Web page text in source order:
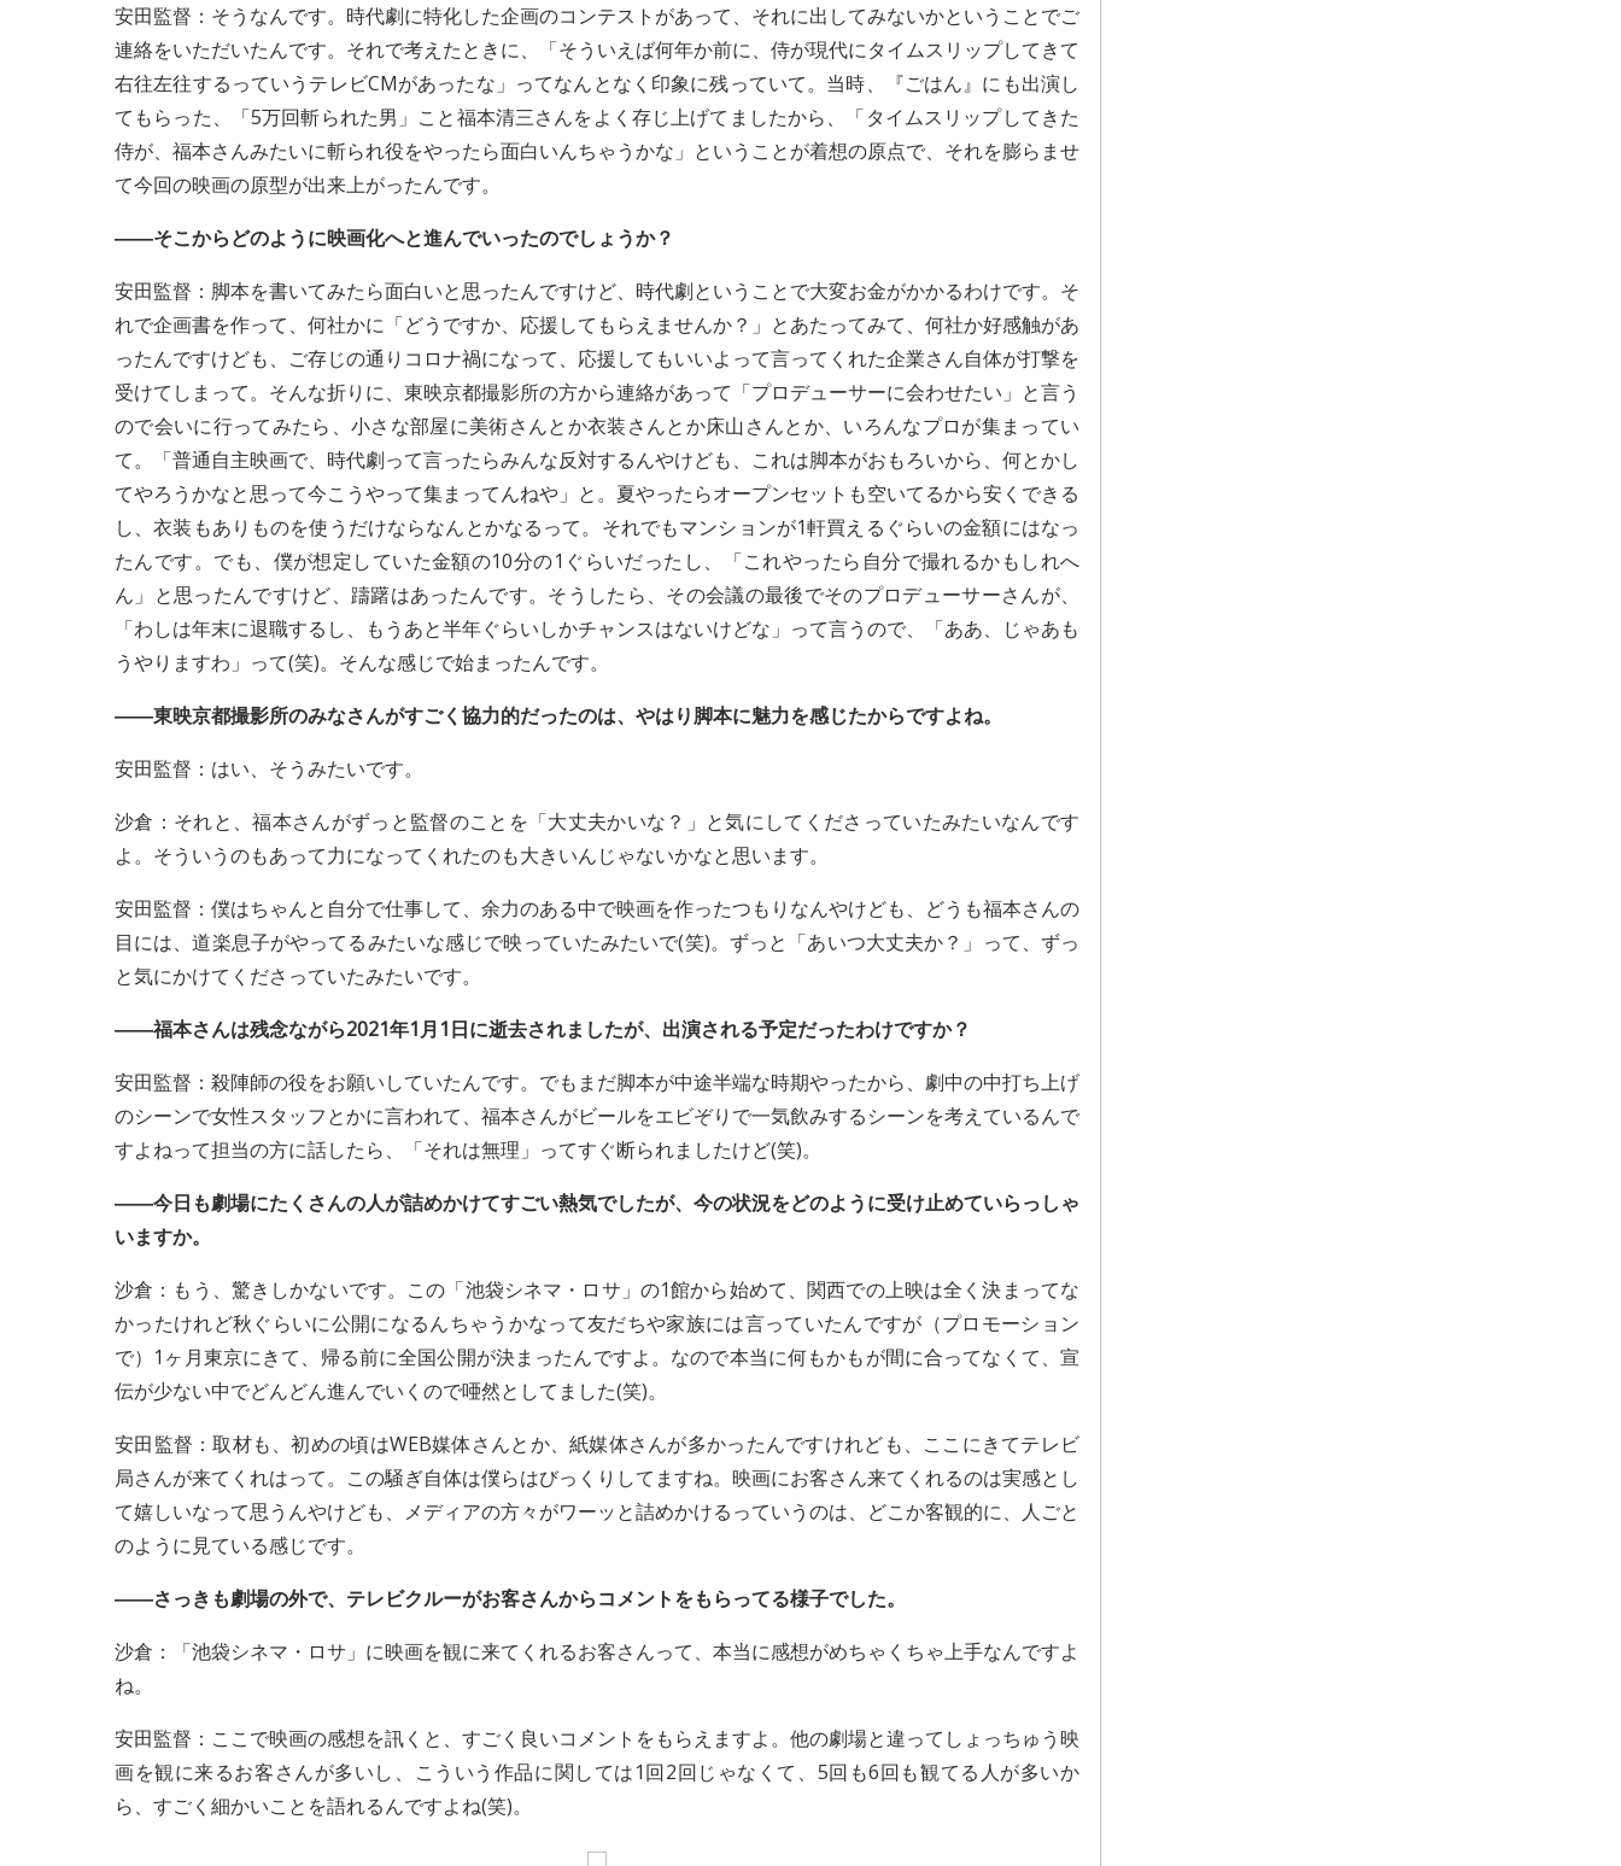
安田監督：そうなんです。時代劇に特化した企画のコンテストがあって、それに出してみないかということでご
連絡をいただいたんです。それで考えたときに、「そういえば何年か前に、侍が現代にタイムスリップしてきて
右往左往するっていうテレビCMがあったな」ってなんとなく印象に残っていて。当時、『ごはん』にも出演し
てもらった、「5万回斬られた男」こと福本清三さんをよく存じ上げてましたから、「タイムスリップしてきた
侍が、福本さんみたいに斬られ役をやったら面白いんちゃうかな」ということが着想の原点で、それを膨らませ
て今回の映画の原型が出来上がったんです。
――そこからどのように映画化へと進んでいったのでしょうか？
安田監督：脚本を書いてみたら面白いと思ったんですけど、時代劇ということで大変お金がかかるわけです。そ
れで企画書を作って、何社かに「どうですか、応援してもらえませんか？」とあたってみて、何社か好感触があ
ったんですけども、ご存じの通りコロナ禍になって、応援してもいいよって言ってくれた企業さん自体が打撃を
受けてしまって。そんな折りに、東映京都撮影所の方から連絡があって「プロデューサーに会わせたい」と言う
ので会いに行ってみたら、小さな部屋に美術さんとか衣装さんとか床山さんとか、いろんなプロが集まってい
て。「普通自主映画で、時代劇って言ったらみんな反対するんやけども、これは脚本がおもろいから、何とかし
てやろうかなと思って今こうやって集まってんねや」と。夏やったらオープンセットも空いてるから安くできる
し、衣装もありものを使うだけならなんとかなるって。それでもマンションが1軒買えるぐらいの金額にはなっ
たんです。でも、僕が想定していた金額の10分の1ぐらいだったし、「これやったら自分で撮れるかもしれへ
ん」と思ったんですけど、躊躇はあったんです。そうしたら、その会議の最後でそのプロデューサーさんが、
「わしは年末に退職するし、もうあと半年ぐらいしかチャンスはないけどな」って言うので、「ああ、じゃあも
うやりますわ」って(笑)。そんな感じで始まったんです。
――東映京都撮影所のみなさんがすごく協力的だったのは、やはり脚本に魅力を感じたからですよね。
安田監督：はい、そうみたいです。
沙倉：それと、福本さんがずっと監督のことを「大丈夫かいな？」と気にしてくださっていたみたいなんです
よ。そういうのもあって力になってくれたのも大きいんじゃないかなと思います。
安田監督：僕はちゃんと自分で仕事して、余力のある中で映画を作ったつもりなんやけども、どうも福本さんの
目には、道楽息子がやってるみたいな感じで映っていたみたいで(笑)。ずっと「あいつ大丈夫か？」って、ずっ
と気にかけてくださっていたみたいです。
――福本さんは残念ながら2021年1月1日に逝去されましたが、出演される予定だったわけですか？
安田監督：殺陣師の役をお願いしていたんです。でもまだ脚本が中途半端な時期やったから、劇中の中打ち上げ
のシーンで女性スタッフとかに言われて、福本さんがビールをエビぞりで一気飲みするシーンを考えているんで
すよねって担当の方に話したら、「それは無理」ってすぐ断られましたけど(笑)。
――今日も劇場にたくさんの人が詰めかけてすごい熱気でしたが、今の状況をどのように受け止めていらっしゃ
いますか。
沙倉：もう、驚きしかないです。この「池袋シネマ・ロサ」の1館から始めて、関西での上映は全く決まってな
かったけれど秋ぐらいに公開になるんちゃうかなって友だちや家族には言っていたんですが（プロモーション
で）1ヶ月東京にきて、帰る前に全国公開が決まったんですよ。なので本当に何もかもが間に合ってなくて、宣
伝が少ない中でどんどん進んでいくので唖然としてました(笑)。
安田監督：取材も、初めの頃はWEB媒体さんとか、紙媒体さんが多かったんですけれども、ここにきてテレビ
局さんが来てくれはって。この騒ぎ自体は僕らはびっくりしてますね。映画にお客さん来てくれるのは実感とし
て嬉しいなって思うんやけども、メディアの方々がワーッと詰めかけるっていうのは、どこか客観的に、人ごと
のように見ている感じです。
――さっきも劇場の外で、テレビクルーがお客さんからコメントをもらってる様子でした。
沙倉：「池袋シネマ・ロサ」に映画を観に来てくれるお客さんって、本当に感想がめちゃくちゃ上手なんですよ
ね。
安田監督：ここで映画の感想を訊くと、すごく良いコメントをもらえますよ。他の劇場と違ってしょっちゅう映
画を観に来るお客さんが多いし、こういう作品に関しては1回2回じゃなくて、5回も6回も観てる人が多いか
ら、すごく細かいことを語れるんですよね(笑)。